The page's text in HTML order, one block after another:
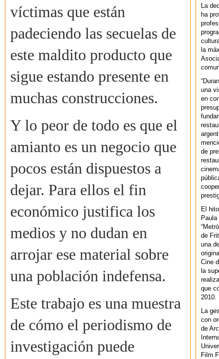
víctimas que están
padeciendo las secuelas de
este maldito producto que
sigue estando presente en
muchas construcciones.
Y lo peor de todo es que el
amianto es un negocio que
pocos están dispuestos a
dejar. Para ellos el fin
económico justifica los
medios y no dudan en
arrojar ese material sobre
una población indefensa.
Este trabajo es una muestra
de cómo el periodismo de
investigación puede
La
ha
la
una
en
de
El
de
una
Cine
la
que
2010.
La
con
de
Film